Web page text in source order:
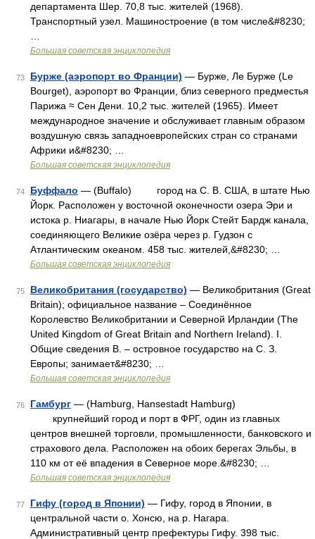
департамента Шер. 70,8 тыс. жителей (1968).
Транспортный узел. Машиностроение (в том числе&#8230;
Большая советская энциклопедия
73 Бурже (аэропорт во Франции) — Бурже, Ле Бурже (Le
Bourget), аэропорт во Франции, близ северного предместья
Парижа ≈ Сен Дени. 10,2 тыс. жителей (1965). Имеет
международное значение и обслуживает главным образом
воздушную связь западноевропейских стран со странами
Африки и&#8230; …
Большая советская энциклопедия
74 Буффало — (Buffalo) город на С. В. США, в штате Нью
Йорк. Расположен у восточной оконечности озера Эри и
истока р. Ниагары, в начале Нью Йорк Стейт Бардж канала,
соединяющего Великие озёра через р. Гудзон с
Атлантическим океаном. 458 тыс. жителей,&#8230; …
Большая советская энциклопедия
75 Великобритания (государство) — Великобритания (Great
Britain); официальное название ‒ Соединённое
Королевство Великобритании и Северной Ирландии (The
United Kingdom of Great Britain and Northern Ireland). I.
Общие сведения В. ‒ островное государство на С. З.
Европы; занимает&#8230; …
Большая советская энциклопедия
76 Гамбург — (Hamburg, Hansestadt Hamburg)
крупнейший город и порт в ФРГ, один из главных
центров внешней торговли, промышленности, банковского и
страхового дела. Расположен на обоих берегах Эльбы, в
110 км от её впадения в Северное море.&#8230; …
Большая советская энциклопедия
77 Гифу (город в Японии) — Гифу, город в Японии, в
центральной части о. Хонсю, на р. Нагара.
Административный центр префектуры Гифу. 398 тыс.